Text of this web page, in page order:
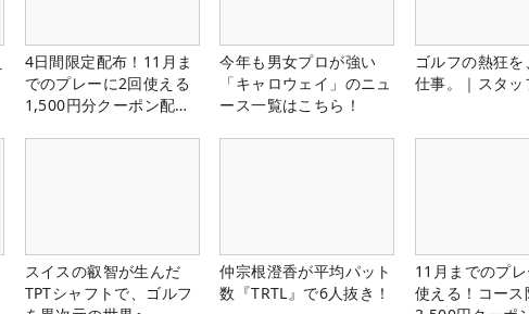
4日間限定配布！11月ま
でのプレーに2回使える
1,500円分クーポン配布
今年も男女プロが強い
「キャロウェイ」のニュ
ース一覧はこちら！
ゴルフの熱狂
仕事。｜スタ
スイスの叡智が生んだ
TPTシャフトで、ゴルフ
仲宗根澄香が平均パット
数『TRTL』で6人抜き！
11月までのプ
使える！コース